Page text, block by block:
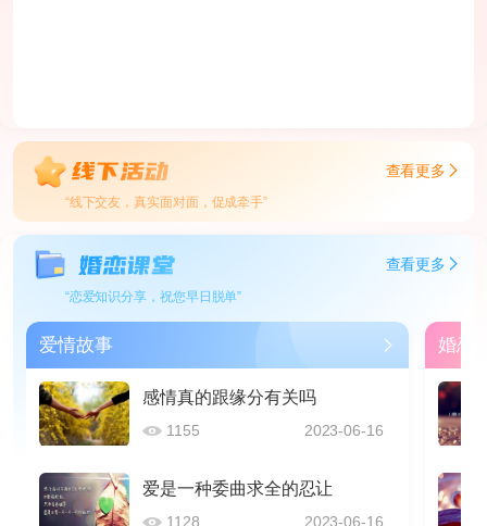
查看更多
“线下交友，真实面对面，促成牵手”
查看更多
“恋爱知识分享，祝您早日脱单”
爱情故事
感情真的跟缘分有关吗
1155 2023-06-16
爱是一种委曲求全的忍让
1128 2023-06-16
婚恋